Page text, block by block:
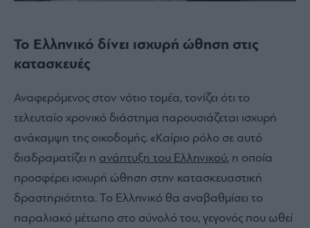
Το Ελληνικό δίνει ισχυρή ώθηση στις
κατασκευές
Αναφερόμενος στον νότιο τομέα, τονίζει ότι το
τελευταίο χρονικό διάστημα παρουσιάζεται ισχυρή
ανάκαμψη της οικοδομής. «Καίριο ρόλο σε αυτό
διαδραματίζει η ανάπτυξη του Ελληνικού, η οποία
προσφέρει ισχυρή ώθηση στην κατασκευαστική
δραστηριότητα. Το Ελληνικό θα αναβαθμίσει το
παραλιακό μέτωπο στο σύνολό του, γεγονός που ωθεί